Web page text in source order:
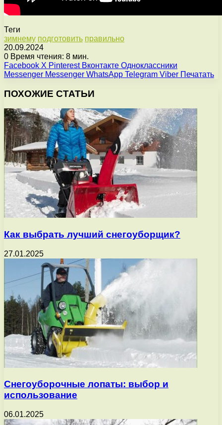
Теги
зимнему подготовить правильно
20.09.2024
0 Время чтения: 8 мин.
Facebook X Pinterest Вконтакте Одноклассники
Messenger Messenger WhatsApp Telegram Viber Печатать
ПОХОЖИЕ СТАТЬИ
Как выбрать лучший снегоуборщик?
27.01.2025
Снегоуборочные лопаты: выбор и
использование
06.01.2025